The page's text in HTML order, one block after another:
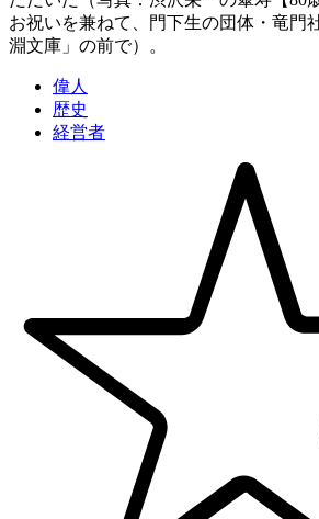
お祝いを兼ねて、門下生の団体・竜門
淵文庫」の前で）。
偉人
歴史
経営者